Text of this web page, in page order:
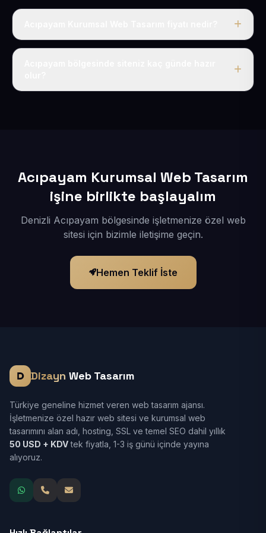
Tek fiyat uygulanır: yıllık 50 USD + KDV. Bu bedele alan
Acıpayam Kurumsal Web Tasarım
işine birlikte başlayalım
Denizli Acıpayam bölgesinde işletmenize özel web
sitesi için bizimle iletişime geçin.
Hemen Teklif İste
Dizayn Web Tasarım
Türkiye geneline hizmet veren web tasarım ajansı.
İşletmenize özel hazır web sitesi ve kurumsal web
tasarımını alan adı, hosting, SSL ve temel SEO dahil yıllık
50 USD + KDVtek fiyatla, 1-3 iş günü içinde yayına
alıyoruz.